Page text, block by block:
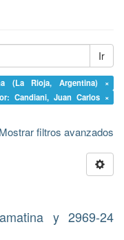
Ir
(La Rioja, Argentina) ×
Candiani, Juan Carlos ×
Mostrar filtros avanzados
y 2969-24